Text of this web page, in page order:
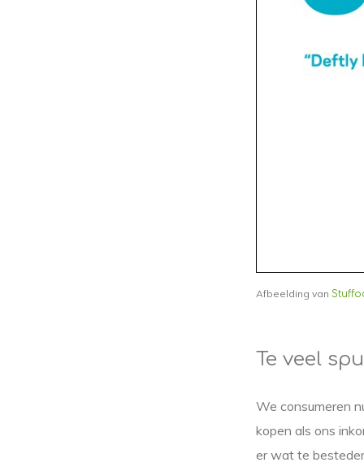
Afbeelding van
Te veel
We consumeren
kopen als ons
er wat te